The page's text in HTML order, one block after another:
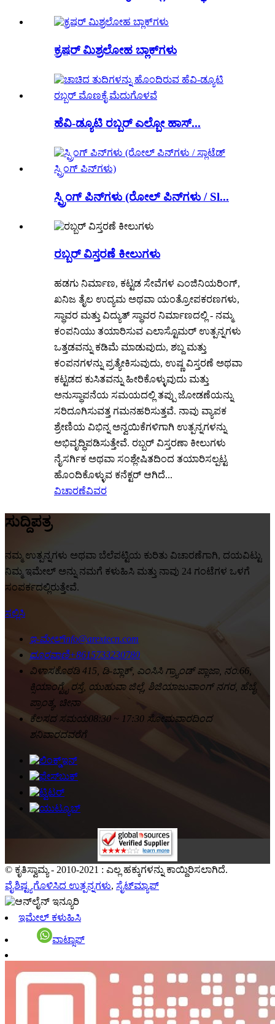
ಕ್ರಷರ್ ಮಿಶ್ರಲೋಹ ಬ್ಲಾಕ್‌ಗಳು
ಹೆವಿ-ಡ್ಯೂಟಿ ರಬ್ಬರ್ ಎಲ್ಬೋ ಹಾಸ್...
ಸ್ಪ್ರಿಂಗ್ ಪಿನ್‌ಗಳು (ರೋಲ್ ಪಿನ್‌ಗಳು / Sl...
ರಬ್ಬರ್ ವಿಸ್ತರಣೆ ಕೀಲುಗಳು
ಹಡಗು ನಿರ್ಮಾಣ, ಕಟ್ಟಡ ಸೇವೆಗಳ ಎಂಜಿನಿಯರಿಂಗ್,
ಖನಿಜ ತೈಲ ಉದ್ಯಮ ಅಥವಾ ಯಂತ್ರೋಪಕರಣಗಳು,
ಸ್ಥಾವರ ಮತ್ತು ವಿದ್ಯುತ್ ಸ್ಥಾವರ ನಿರ್ಮಾಣದಲ್ಲಿ - ನಮ್ಮ
ಕಂಪನಿಯು ತಯಾರಿಸುವ ಎಲಾಸ್ಟೊಮರ್ ಉತ್ಪನ್ನಗಳು
ಒತ್ತಡವನ್ನು ಕಡಿಮೆ ಮಾಡುವುದು, ಶಬ್ದ ಮತ್ತು
ಕಂಪನಗಳನ್ನು ಪ್ರತ್ಯೇಕಿಸುವುದು, ಉಷ್ಣ ವಿಸ್ತರಣೆ ಅಥವಾ
ಕಟ್ಟಡದ ಕುಸಿತವನ್ನು ಹೀರಿಕೊಳ್ಳುವುದು ಮತ್ತು
ಅನುಸ್ಥಾಪನೆಯ ಸಮಯದಲ್ಲಿ ತಪ್ಪು ಜೋಡಣೆಯನ್ನು
ಸರಿದೂಗಿಸುವತ್ತ ಗಮನಹರಿಸುತ್ತವೆ. ನಾವು ವ್ಯಾಪಕ
ಶ್ರೇಣಿಯ ವಿಭಿನ್ನ ಅನ್ವಯಿಕೆಗಳಿಗಾಗಿ ಉತ್ಪನ್ನಗಳನ್ನು
ಅಭಿವೃದ್ಧಿಪಡಿಸುತ್ತೇವೆ. ರಬ್ಬರ್ ವಿಸ್ತರಣಾ ಕೀಲುಗಳು
ನೈಸರ್ಗಿಕ ಅಥವಾ ಸಂಶ್ಲೇಷಿತದಿಂದ ತಯಾರಿಸಲ್ಪಟ್ಟ
ಹೊಂದಿಕೊಳ್ಳುವ ಕನೆಕ್ಟರ್ ಆಗಿದೆ...
ವಿಚಾರಣೆವಿವರ
ಸುದ್ದಿಪತ್ರ
ನಮ್ಮ ಉತ್ಪನ್ನಗಳು ಅಥವಾ ಬೆಲೆಪಟ್ಟಿಯ ಕುರಿತು ವಿಚಾರಣೆಗಾಗಿ, ದಯವಿಟ್ಟು
ನಿಮ್ಮ ಇಮೇಲ್ ಅನ್ನು ನಮಗೆ ಕಳುಹಿಸಿ ಮತ್ತು ನಾವು 24 ಗಂಟೆಗಳ ಒಳಗೆ
ಸಂಪರ್ಕದಲ್ಲಿರುತ್ತೇವೆ.
ಸಲ್ಲಿಸಿ
ಇ-ಮೇಲ್info@arextecn.com
ದೂರವಾಣಿ+8615733230780
ವಿಳಾಸಕೊಠಡಿ 415, ಡಿ-ಬ್ಲಾಕ್, ಎಂಸಿಸಿ ಗ್ರ್ಯಾಂಡ್ ಪ್ಲಾಜಾ, ನಂ.66,
ಕ್ಸಿಯಾಂಗ್ಟೈ ರಸ್ತೆ, ಯುಹುವಾ ಜಿಲ್ಲೆ, ಶಿಜಿಯಾಜುವಾಂಗ್ ನಗರ, ಹೆಬೈ
ಪ್ರಾಂತ್ಯ, ಚೀನಾ
ಕೆಲಸದ ಸಮಯ08:30 ~ 17:30 ಸೋಮವಾರದಿಂದ
ಶನಿವಾರದವರೆಗೆ
© ಕೃತಿಸ್ವಾಮ್ಯ - 2010-2021 : ಎಲ್ಲ ಹಕ್ಕುಗಳನ್ನು ಕಾಯ್ದಿರಿಸಲಾಗಿದೆ.
ವೈಶಿಷ್ಟ್ಯಗೊಳಿಸಿದ ಉತ್ಪನ್ನಗಳು, ಸೈಟ್‌ಮ್ಯಾಪ್
ಇಮೇಲ್ ಕಳುಹಿಸಿ
ವಾಟ್ಸಾಪ್